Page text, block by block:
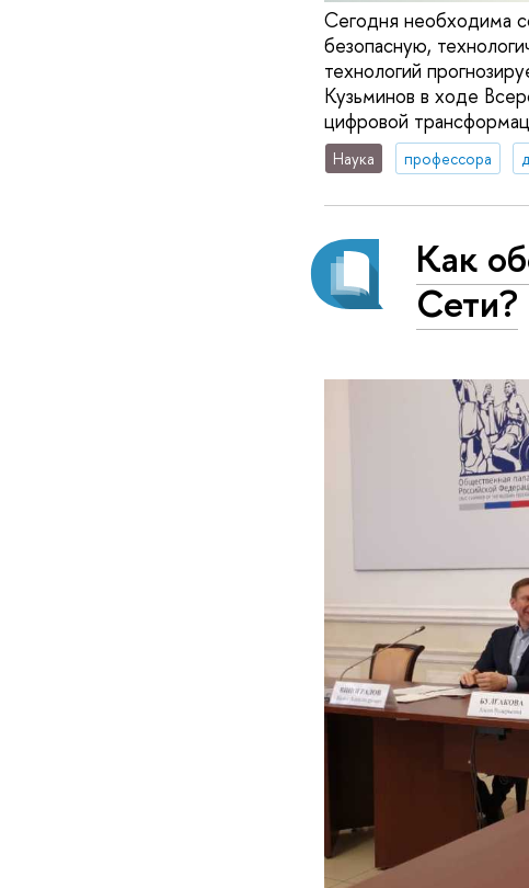
Сегодня необходима
безопасную,
технологий
Кузьминов в ходе
цифровой
Наука профессора
Как
Сети?